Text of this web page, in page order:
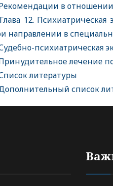
в
12. Психиатрическая
направлении в
психиатрическая
лечение
литературы
список